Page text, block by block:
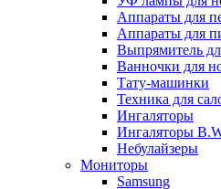
Аппараты для
Аппараты для
Выпрямитель
Ванночки для
Тату-машинки
Техника для
Ингаляторы
Ингаляторы
Небулайзеры
Мониторы
Samsung